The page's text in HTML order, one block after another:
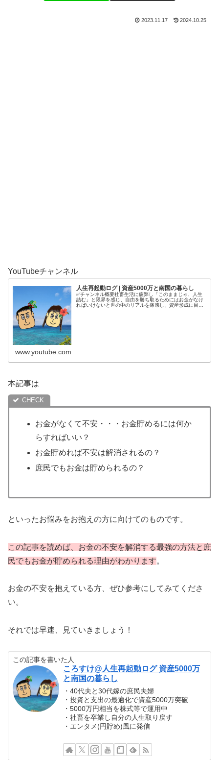
2023.11.17 2024.10.25
YouTubeチャンネル
人生再起動ログ | 資産5000万と南国の暮らし
✅チャンネル概要社畜生活に疲弊し「このままじゃ、人生
詰む」と限界を感じ、自由を勝ち取るためにはお金がなけ
ればいけないと世の中のリアルを痛感し、資産形成に目覚
www.youtube.com
本記事は
お金がなくて不安・・・お金貯めるには何か
らすればいい？
お金貯めれば不安は解消されるの？
庶民でもお金は貯められるの？
といったお悩みをお抱えの方に向けてのものです。
この記事を読めば、お金の不安を解消する最強の方法と庶
民でもお金が貯められる理由がわかります。
お金の不安を抱えている方、ぜひ参考にしてみてくださ
い。
それでは早速、見ていきましょう！
この記事を書いた人
ころすけ@人生再起動ログ 資産5000万
と南国の暮らし
・40代夫と30代嫁の庶民夫婦
・投資と支出の最適化で資産5000万突破
・5000万円相当を株式等で運用中
・社畜を卒業し自分の人生取り戻す
・エンタメ(円貯め)風に発信